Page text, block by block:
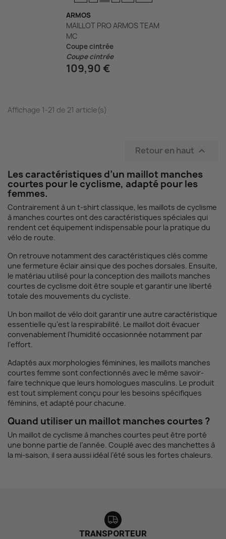
ARMOS
MAILLOT PRO ARMOS TEAM
MC
Coupe cintrée
Coupe cintrée
109,90 €
Affichage 1-21 de 21 article(s)
Retour en haut 
Les caractéristiques d’un maillot manches
courtes pour le cyclisme, adapté pour les
femmes.
Contrairement à un t-shirt classique, les maillots de cyclisme
à manches courtes ont des caractéristiques spéciales qui
rendent cet équipement indispensable pour la pratique du
vélo de route.
On retrouve notamment des caractéristiques clés comme
une fermeture éclair ainsi que des poches dorsales. Ensuite,
le matériau utilisé pour la conception des maillots manches
courtes de cyclisme doit être souple et garantir une liberté
totale des mouvements du cycliste.
Un bon maillot de vélo doit garantir une autre caractéristique
essentielle qu’est la respirabilité. Le maillot doit évacuer
convenablement l’humidité occasionnée notamment par
l’effort.
Adaptés aux morphologies féminines, les maillots manches
courtes femme sont confectionnés avec le même savoir-
faire technique que leurs homologues masculins. Le produit
est tout simplement conçu pour les besoins spécifiques
féminins, et adapté pour chacune.
Quand utiliser un maillot manches courtes ?
Un maillot de cyclisme à manches courtes peut être porté
une bonne partie de l’année. Couplé avec des manchettes à
la mi-saison, il sera aussi idéal l’été sous les fortes chaleurs.
TRANSPORTEUR